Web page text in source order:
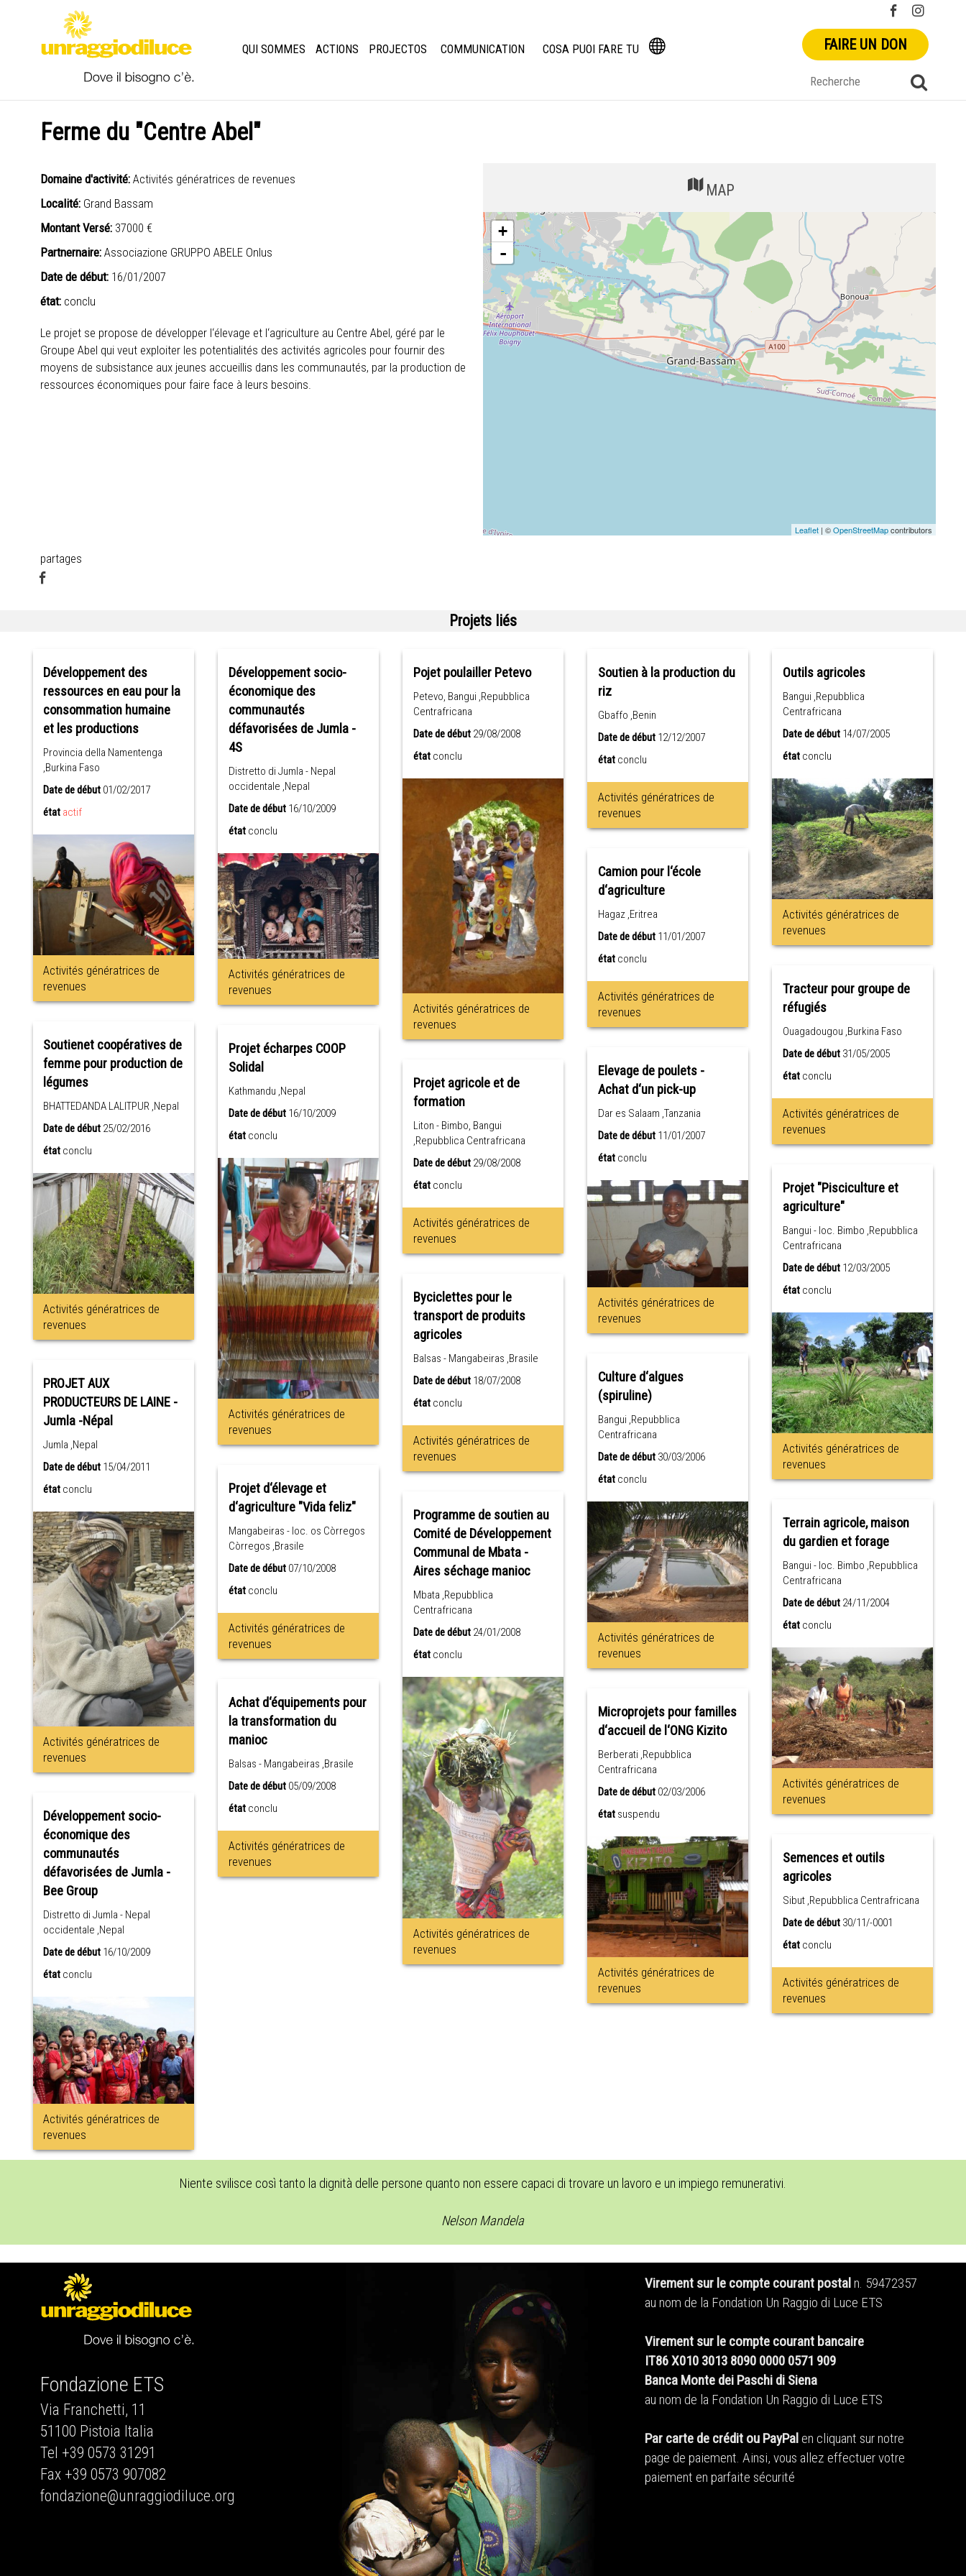
FAIRE UN DON
QUI SOMMES ACTIONS PROJECTOS COMMUNICATION COSA PUOI FARE TU
Ferme du "Centre Abel"
Domaine d'activité:Activités génératrices de revenues
Localité:Grand Bassam
Montant Versé: 37000 €
Partnernaire: Associazione GRUPPO ABELE Onlus
Date de début: 16/01/2007
état: conclu
Le projet se propose de développer l‘élevage et l‘agriculture au Centre Abel, géré par le
Groupe Abel qui veut exploiter les potentialités des activités agricoles pour fournir des
moyens de subsistance aux jeunes accueillis dans les communautés, par la production de
ressources économiques pour faire face à leurs besoins.
MAP
+
-
Leaflet | ©OpenStreetMapcontributors
partages
Projets liés
Développement des
ressources en eau pour la
consommation humaine
et les productions
Provincia della Namentenga
,Burkina Faso
Date de début 01/02/2017
état actif
Activités génératrices de
revenues
Soutienet coopératives de
femme pour production de
légumes
BHATTEDANDA LALITPUR ,Nepal
Date de début 25/02/2016
état conclu
Activités génératrices de
revenues
PROJET AUX
PRODUCTEURS DE LAINE -
Jumla -Népal
Jumla ,Nepal
Date de début 15/04/2011
état conclu
Activités génératrices de
revenues
Développement socio-
économique des
communautés
défavorisées de Jumla -
Bee Group
Distretto di Jumla - Nepal
occidentale ,Nepal
Date de début 16/10/2009
état conclu
Activités génératrices de
revenues
Développement socio-
économique des
communautés
défavorisées de Jumla -
4S
Distretto di Jumla - Nepal
occidentale ,Nepal
Date de début16/10/2009
état conclu
Activités génératrices de
revenues
Projet écharpes COOP
Solidal
Kathmandu ,Nepal
Date de début16/10/2009
état conclu
Activités génératrices de
revenues
Projet d‘élevage et
d‘agriculture "Vida feliz"
Mangabeiras - loc. os Còrregos
Còrregos ,Brasile
Date de début07/10/2008
état conclu
Activités génératrices de
revenues
Achat d‘équipements pour
la transformation du
manioc
Balsas - Mangabeiras ,Brasile
Date de début05/09/2008
état conclu
Activités génératrices de
revenues
Pojet poulailler Petevo
Petevo, Bangui ,Repubblica
Centrafricana
Date de début29/08/2008
état conclu
Activités génératrices de
revenues
Projet agricole et de
formation
Liton - Bimbo, Bangui
,Repubblica Centrafricana
Date de début29/08/2008
état conclu
Activités génératrices de
revenues
Byciclettes pour le
transport de produits
agricoles
Balsas - Mangabeiras ,Brasile
Date de début18/07/2008
état conclu
Activités génératrices de
revenues
Programme de soutien au
Comité de Développement
Communal de Mbata -
Aires séchage manioc
Mbata ,Repubblica
Centrafricana
Date de début24/01/2008
état conclu
Activités génératrices de
revenues
Soutien à la production du
riz
Gbaffo ,Benin
Date de début12/12/2007
état conclu
Activités génératrices de
revenues
Camion pour l‘école
d‘agriculture
Hagaz ,Eritrea
Date de début11/01/2007
état conclu
Activités génératrices de
revenues
Elevage de poulets -
Achat d‘un pick-up
Dar es Salaam ,Tanzania
Date de début11/01/2007
état conclu
Activités génératrices de
revenues
Culture d‘algues
(spiruline)
Bangui ,Repubblica
Centrafricana
Date de début30/03/2006
état conclu
Activités génératrices de
revenues
Microprojets pour familles
d‘accueil de l‘ONG Kizito
Berberati ,Repubblica
Centrafricana
Date de début02/03/2006
état suspendu
Activités génératrices de
revenues
Outils agricoles
Bangui ,Repubblica
Centrafricana
Date de début 14/07/2005
état conclu
Activités génératrices de
revenues
Tracteur pour groupe de
réfugiés
Ouagadougou ,Burkina Faso
Date de début 31/05/2005
état conclu
Activités génératrices de
revenues
Projet "Pisciculture et
agriculture"
Bangui - loc. Bimbo ,Repubblica
Centrafricana
Date de début 12/03/2005
état conclu
Activités génératrices de
revenues
Terrain agricole, maison
du gardien et forage
Bangui - loc. Bimbo ,Repubblica
Centrafricana
Date de début 24/11/2004
état conclu
Activités génératrices de
revenues
Semences et outils
agricoles
Sibut ,Repubblica Centrafricana
Date de début 30/11/-0001
état conclu
Activités génératrices de
revenues
Niente svilisce così tanto la dignità delle persone quanto non essere capaci di trovare un lavoro e un impiego remunerativi.
Nelson Mandela
Fondazione ETS
Via Franchetti, 11
51100 Pistoia Italia
Tel +39 0573 31291
Fax +39 0573 907082
fondazione@unraggiodiluce.org
Virement sur le compte courant postal n. 59472357
au nom de la Fondation Un Raggio di Luce ETS
Virement sur le compte courant bancaire
IT86 X010 3013 8090 0000 0571 909
Banca Monte dei Paschi di Siena
au nom de la Fondation Un Raggio di Luce ETS
Par carte de crédit ou PayPal en cliquant sur notre
page de paiement. Ainsi, vous allez effectuer votre
paiement en parfaite sécurité